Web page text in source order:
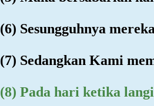
(6) Sesungguhnya
(7) Sedangkan Kami
(8) Pada hari ketika